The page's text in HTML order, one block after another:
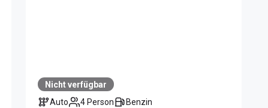
Nicht verfügbar
Auto
4 Person Benzin